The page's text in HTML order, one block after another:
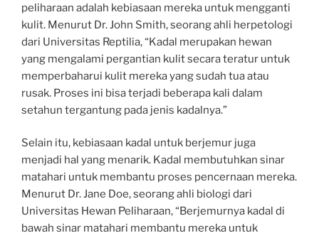
peliharaan adalah kebiasaan mereka untuk mengganti
kulit. Menurut Dr. John Smith, seorang ahli herpetologi
dari Universitas Reptilia, “Kadal merupakan hewan
yang mengalami pergantian kulit secara teratur untuk
memperbaharui kulit mereka yang sudah tua atau
rusak. Proses ini bisa terjadi beberapa kali dalam
setahun tergantung pada jenis kadalnya.”
Selain itu, kebiasaan kadal untuk berjemur juga
menjadi hal yang menarik. Kadal membutuhkan sinar
matahari untuk membantu proses pencernaan mereka.
Menurut Dr. Jane Doe, seorang ahli biologi dari
Universitas Hewan Peliharaan, “Berjemurnya kadal di
bawah sinar matahari membantu mereka untuk